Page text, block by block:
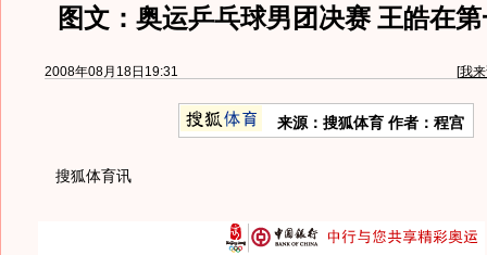
图文：奥运乒乓球男团决赛 王皓在
2008年08月18日19:31 [我
来源：搜狐体育 作者：程宫
搜狐体育讯